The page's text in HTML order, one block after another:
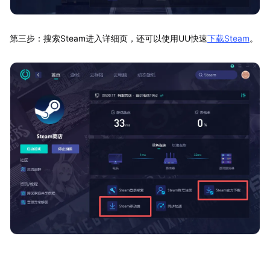
第三步：搜索Steam进入详细页，还可以使用UU快速下载Steam。